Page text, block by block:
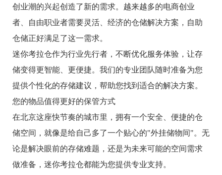
创业潮的兴起创造了新的需求。越来越多的电商创业
者、自由职业者需要灵活、经济的仓储解决方案，自助
仓储正好满足了这一需求。
迷你考拉仓作为行业先行者，不断优化服务体验，让存
储变得更智能、更便捷。我们的专业团队随时准备为您
提供个性化的存储建议，帮助您找到适合的解决方案。
您的物品值得更好的保管方式
在北京这座快节奏的城市里，拥有一个安全、便捷的仓
储空间，就像是给自己多了一个贴心的"外挂储物间"。无
论是解决眼前的存储难题，还是为未来可能的空间需求
做准备，迷你考拉仓都能为您提供专业支持。